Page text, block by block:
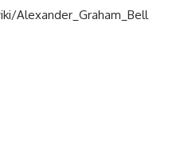
Alexander_Graham_Bell